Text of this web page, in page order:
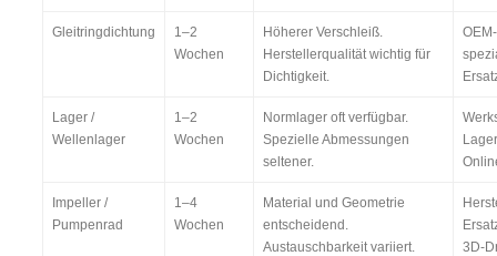
Gleitringdichtung
1–2
Wochen
Höherer Verschleiß.
Herstellerqualität wichtig für
Dichtigkeit.
Lager /
Wellenlager
1–2
Wochen
Normlager oft verfügbar.
Spezielle Abmessungen
seltener.
Impeller /
Pumpenrad
1–4
Wochen
Material und Geometrie
entscheidend.
Austauschbarkeit variiert.
3D-